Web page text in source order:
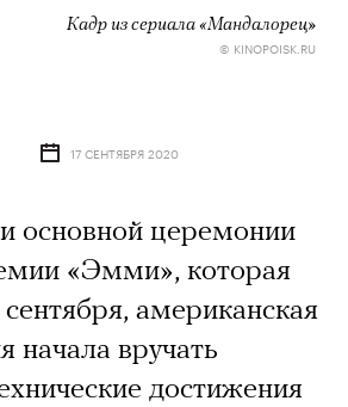
Кадр из сериала «Мандалорец»
© KINOPOISK.RU
17 СЕНТЯБРЯ 2020
основной церемонии
«Эмми», которая
сентября, американская
начала вручать
достижения